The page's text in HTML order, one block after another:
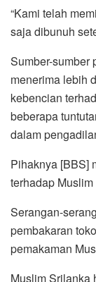
“Kami telah
saja dibunuh
Sumber-sumber
menerima lebih
kebencian
beberapa
dalam
Pihaknya [BBS]
terhadap
Serangan-
pembakaran
pemakaman
Muslim Srilanka